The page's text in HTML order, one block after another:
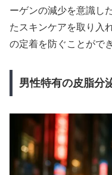
ーゲンの減少を意識し
たスキンケアを取り入
の定着を防ぐことがで
男性特有の皮脂分